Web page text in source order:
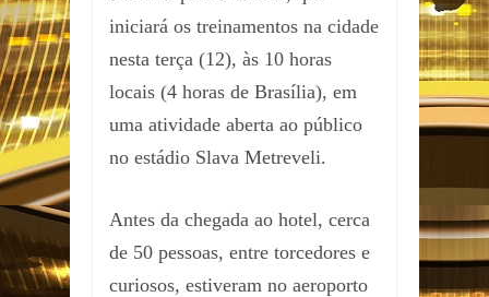
iniciará os treinamentos na cidade
nesta terça (12), às 10 horas
locais (4 horas de Brasília), em
uma atividade aberta ao público
no estádio Slava Metreveli.
Antes da chegada ao hotel, cerca
de 50 pessoas, entre torcedores e
curiosos, estiveram no aeroporto